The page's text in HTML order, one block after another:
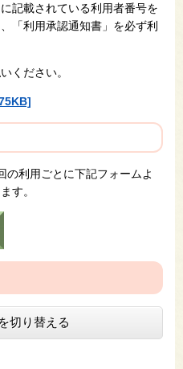
記載されている利用者番号を
「利用承認通知書」を必ず利
ください。
の利用ごとに下記フォームよ
す。​
切り替える